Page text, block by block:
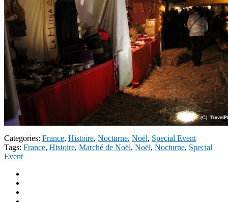
Categories: France, Histoire, Nocturne, Noël, Special Event
Tags: France, Histoire, Marché de Noël, Noël, Nocturne, Special
Event